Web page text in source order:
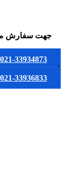
جهت سفارش
021-33934873
یا
021-33936833